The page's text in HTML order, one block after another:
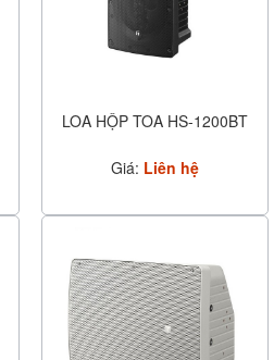
LOA HỘP TOA HS-1200BT
Giá: Liên hệ